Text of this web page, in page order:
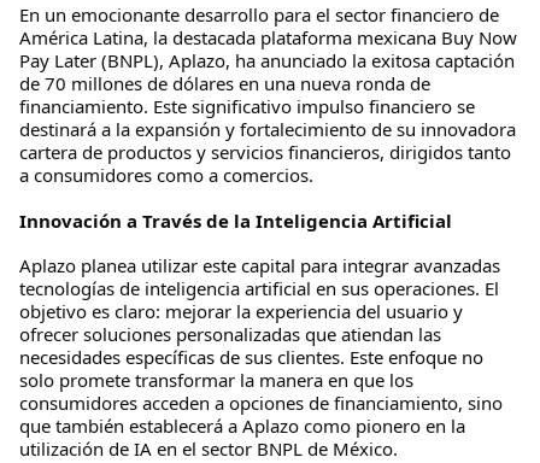
En un emocionante desarrollo para el sector financiero de
América Latina, la destacada plataforma mexicana Buy Now
Pay Later (BNPL), Aplazo, ha anunciado la exitosa captación
de 70 millones de dólares en una nueva ronda de
financiamiento. Este significativo impulso financiero se
destinará a la expansión y fortalecimiento de su innovadora
cartera de productos y servicios financieros, dirigidos tanto
a consumidores como a comercios.
Innovación a Través de la Inteligencia Artificial
Aplazo planea utilizar este capital para integrar avanzadas
tecnologías de inteligencia artificial en sus operaciones. El
objetivo es claro: mejorar la experiencia del usuario y
ofrecer soluciones personalizadas que atiendan las
necesidades específicas de sus clientes. Este enfoque no
solo promete transformar la manera en que los
consumidores acceden a opciones de financiamiento, sino
que también establecerá a Aplazo como pionero en la
utilización de IA en el sector BNPL de México.